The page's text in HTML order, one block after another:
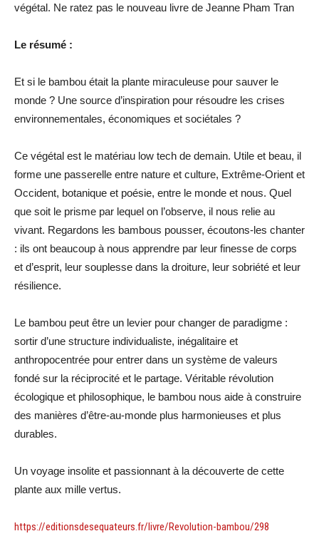
végétal. Ne ratez pas le nouveau livre de Jeanne Pham Tran
Le résumé :
Et si le bambou était la plante miraculeuse pour sauver le
monde ? Une source d’inspiration pour résoudre les crises
environnementales, économiques et sociétales ?
Ce végétal est le matériau low tech de demain. Utile et beau, il
forme une passerelle entre nature et culture, Extrême-Orient et
Occident, botanique et poésie, entre le monde et nous. Quel
que soit le prisme par lequel on l’observe, il nous relie au
vivant. Regardons les bambous pousser, écoutons-les chanter
: ils ont beaucoup à nous apprendre par leur finesse de corps
et d’esprit, leur souplesse dans la droiture, leur sobriété et leur
résilience.
Le bambou peut être un levier pour changer de paradigme :
sortir d’une structure individualiste, inégalitaire et
anthropocentrée pour entrer dans un système de valeurs
fondé sur la réciprocité et le partage. Véritable révolution
écologique et philosophique, le bambou nous aide à construire
des manières d’être-au-monde plus harmonieuses et plus
durables.
Un voyage insolite et passionnant à la découverte de cette
plante aux mille vertus.
https://editionsdesequateurs.fr/livre/Revolution-bambou/298